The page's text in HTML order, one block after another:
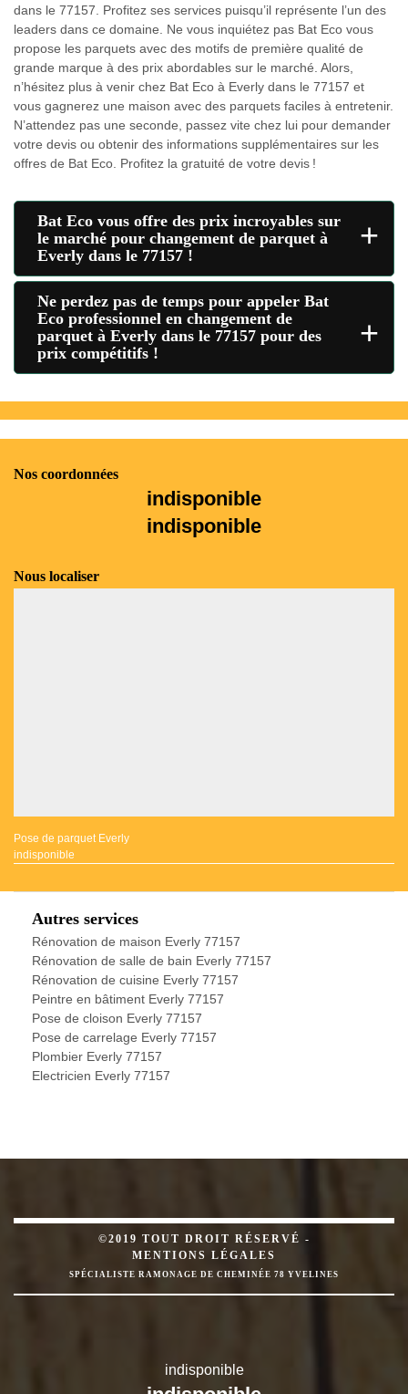
dans le 77157. Profitez ses services puisqu’il représente l’un des
leaders dans ce domaine. Ne vous inquiétez pas Bat Eco vous
propose les parquets avec des motifs de première qualité de
grande marque à des prix abordables sur le marché. Alors,
n’hésitez plus à venir chez Bat Eco à Everly dans le 77157 et
vous gagnerez une maison avec des parquets faciles à entretenir.
N’attendez pas une seconde, passez vite chez lui pour demander
votre devis ou obtenir des informations supplémentaires sur les
offres de Bat Eco. Profitez la gratuité de votre devis !
Bat Eco vous offre des prix incroyables sur
le marché pour changement de parquet à
Everly dans le 77157 !
+
Ne perdez pas de temps pour appeler Bat
Eco professionnel en changement de
parquet à Everly dans le 77157 pour des
prix compétitifs !
+
Nos coordonnées
indisponible
indisponible
Nous localiser
Pose de parquet Everly
indisponible
Autres services
Rénovation de maison Everly 77157
Rénovation de salle de bain Everly 77157
Rénovation de cuisine Everly 77157
Peintre en bâtiment Everly 77157
Pose de cloison Everly 77157
Pose de carrelage Everly 77157
Plombier Everly 77157
Electricien Everly 77157
©2019 TOUT DROIT RÉSERVÉ -
MENTIONS LÉGALES
SPÉCIALISTE RAMONAGE DE CHEMINÉE 78 YVELINES
indisponible